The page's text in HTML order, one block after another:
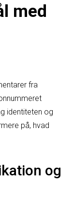
med
fra
identiteten og
på, hvad
og